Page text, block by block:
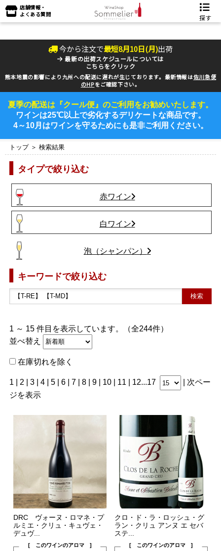
店舗情報・
よくある質問
探す
今から注文で最短8月10日(月)出荷
最新の出荷スケジュールについては
こちらをクリック
熊本地震の影響により九州への配送に遅れが生じております。最新情報は佐川急便
のHPをご確認下さい。
夏季の配送は『クール便』のご利用をお勧めいたします。
ワインは25℃以上で劣化するデリケートな商品です。
4～10月はワインを守るためにも是非ご利用ください。
トップ ＞ 検索結果
タイプで絞り込む
赤ワイン
白ワイン
泡（シャンパン）
キーワードで絞り込む
1 ～ 15 件目を表示しています。（全244件）
並べ替え
在庫切れを除く
1 | 2| 3| 4| 5| 6| 7 8| 9| 10| 11| 12...17
次ペー
ジを表示
DRC ヴォーヌ・ロマネ・プ
ルミエ・クリュ・キュヴェ・
デュヴ...
[ このワインのアロマ ]
クロ・ド・ラ・ロッシュ・グ
ラン・クリュ アンヌ エ セバ
ステ...
[ このワインのアロマ ]